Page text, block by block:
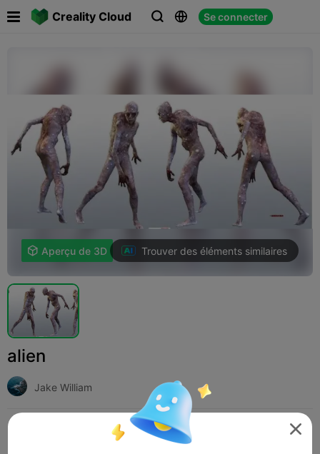
Creality Cloud   Se connecter
 Aperçu de 3D Trouver des éléments similaires
alien
Jake William
Print Settings Add Miniatures  Personnages et créatures 
